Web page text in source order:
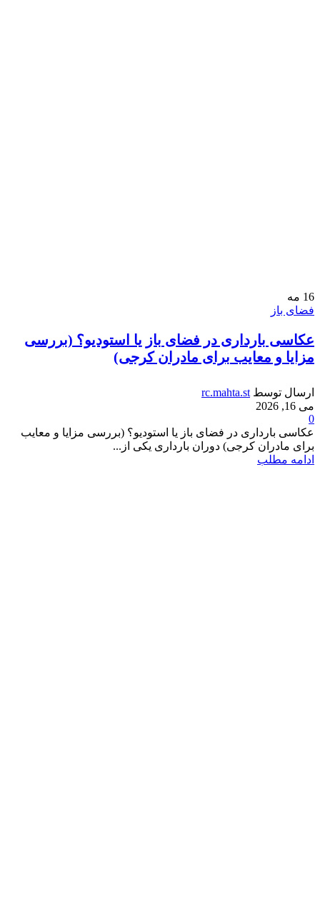
16 مه
فضای باز
عکاسی بارداری در فضای باز یا استودیو؟ (بررسی
مزایا و معایب برای مادران کرجی)
ارسال توسط rc.mahta.st
می 16, 2026
0
عکاسی بارداری در فضای باز یا استودیو؟ (بررسی مزایا و معایب
برای مادران کرجی) دوران بارداری یکی از...
ادامه مطلب